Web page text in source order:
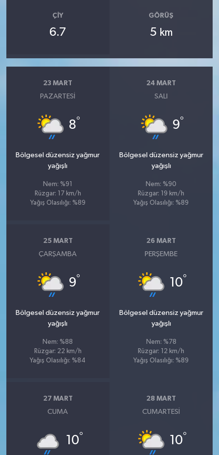
ÇIY
6.7
GÖRÜŞ
5 km
23 MART
PAZARTESI
8°
Bölgesel düzensiz yağmur
yağışlı
Nem: %91
Rüzgar: 17 km/h
Yağış Olasılığı: %89
24 MART
SALI
9°
Bölgesel düzensiz yağmur
yağışlı
Nem: %90
Rüzgar: 19 km/h
Yağış Olasılığı: %89
25 MART
ÇARŞAMBA
9°
Bölgesel düzensiz yağmur
yağışlı
Nem: %88
Rüzgar: 22 km/h
Yağış Olasılığı: %84
26 MART
PERŞEMBE
10°
Bölgesel düzensiz yağmur
yağışlı
Nem: %78
Rüzgar: 12 km/h
Yağış Olasılığı: %89
27 MART
CUMA
10°
28 MART
CUMARTESI
10°